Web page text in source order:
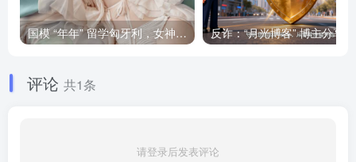
国模 “年年” 留学匈牙利，女神将要退圈吗？
评论 共1条
请登录后发表评论